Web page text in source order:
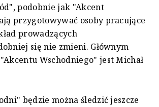
podobnie jak "Akcent
przygotowywać osoby pracujące
prowadzących
się nie zmieni. Głównym
Wschodniego" jest Michał
będzie można śledzić jeszcze